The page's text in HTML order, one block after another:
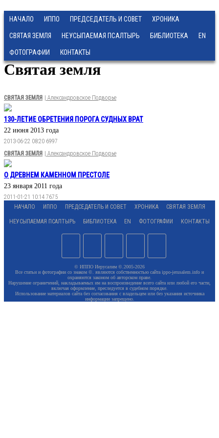
НАЧАЛО ИППО ПРЕДСЕДАТЕЛЬ И СОВЕТ ХРОНИКА
СВЯТАЯ ЗЕМЛЯ НЕУСЫПАЕМАЯ ПСАЛТЫРЬ БИБЛИОТЕКА EN
ФОТОГРАФИИ КОНТАКТЫ
Святая земля
СВЯТАЯ ЗЕМЛЯ | Александровское Подворье
130-ЛЕТИЕ ОБРЕТЕНИЯ ПОРОГА СУДНЫХ ВРАТ
22 июня 2013 года
2013-06-22 08:20 6997
СВЯТАЯ ЗЕМЛЯ
| Александровское Подворье
О ДРЕВНЕМ КАМЕННОМ ПРЕСТОЛЕ
23 января 2011 года
2011-01-21 10:14 7675
НАЧАЛО
ИППО ПРЕДСЕДАТЕЛЬ И СОВЕТ ХРОНИКА СВЯТАЯ ЗЕМЛЯ
НЕУСЫПАЕМАЯ ПСАЛТЫРЬ БИБЛИОТЕКА EN ФОТОГРАФИИ КОНТАКТЫ
© ИППО Иерусалим ©.2005-2026
Все статьи и фотографии со знаком ©. являются собственностью сайта ippo-jerusalem.info и
охраняются законом об авторском праве.
Нарушение ограничений, накладываемых им на воспроизведение всего сайта или любой его части,
включая оформление, преследуется в судебном порядке.
Использование материалов сайта без согласования с владельцем или без указания источника
информации запрещено.